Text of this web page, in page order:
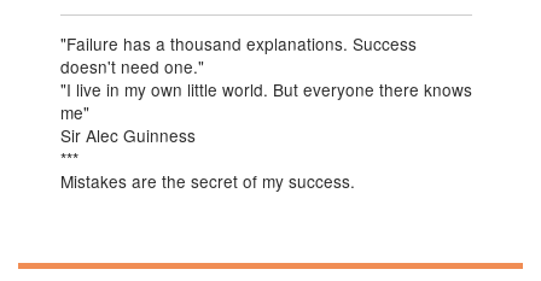
"Failure has a thousand explanations. Success
doesn't need one."
"I live in my own little world. But everyone there knows
me"
Sir Alec Guinness
***
Mistakes are the secret of my success.